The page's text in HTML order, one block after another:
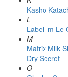
Kasho
L
Label. m Le
M
Matrix Milk
Dry Secret
O